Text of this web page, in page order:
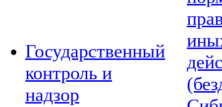
Государственный
контроль и
надзор